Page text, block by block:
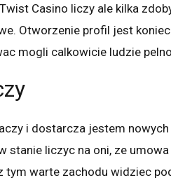
Casino liczy ale kilka
Otworzenie profil jest
mogli calkowicie ludzie
i dostarcza jestem nowych
stanie liczyc na oni, ze umowa
tym warte zachodu widziec